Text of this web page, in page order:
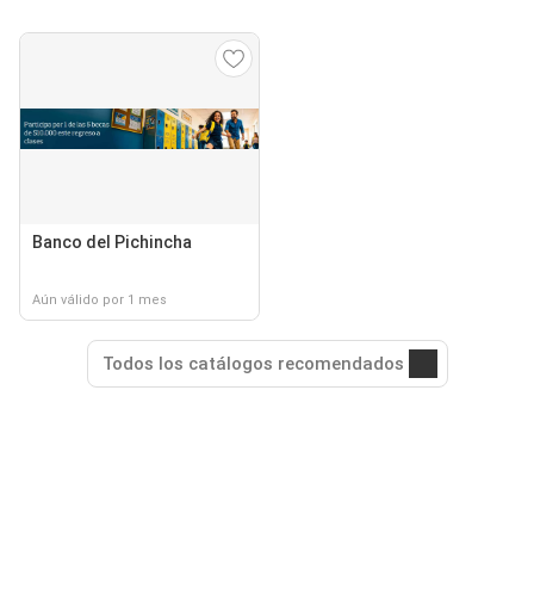
Banco del Pichincha
Aún válido por 1 mes
Todos los catálogos recomendados